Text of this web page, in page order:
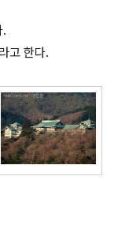
.
고 한다.